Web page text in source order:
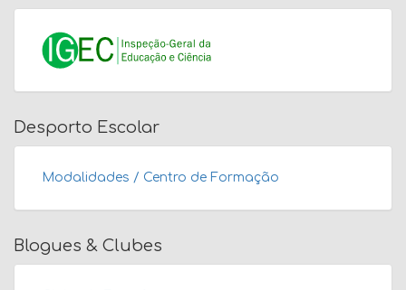
Desporto Escolar
Modalidades / Centro de Formação
Blogues & Clubes